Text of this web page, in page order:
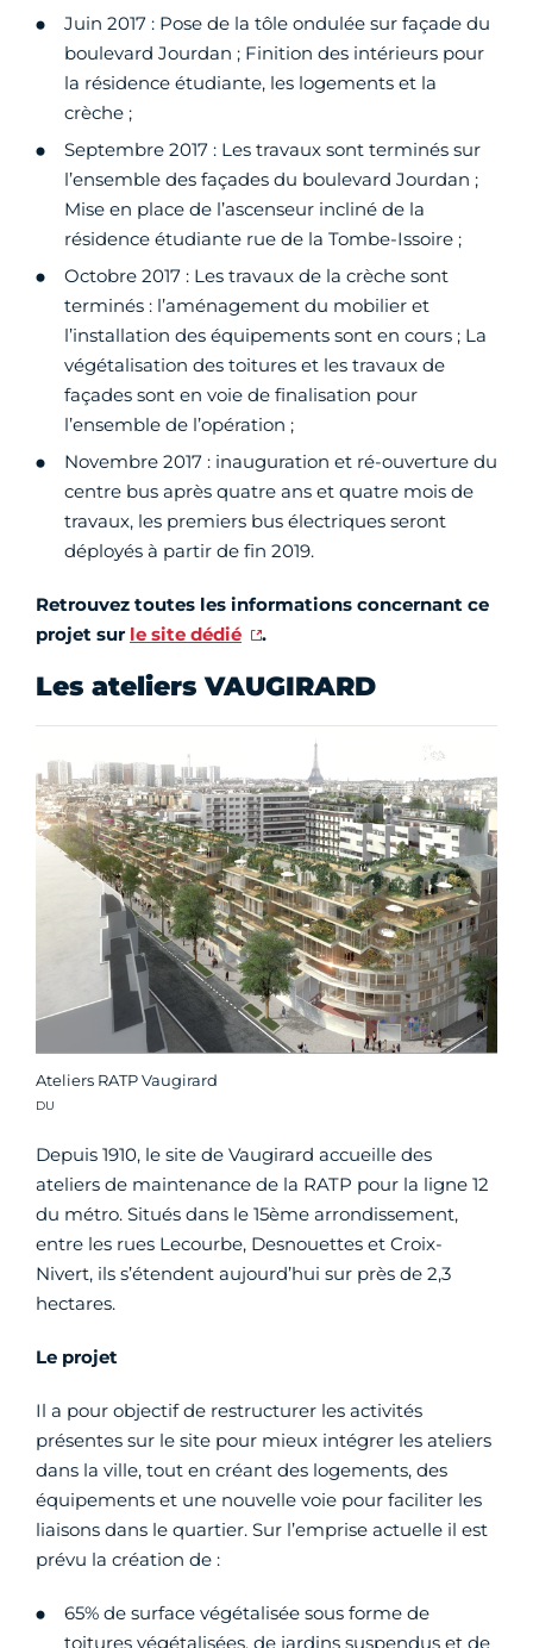
Juin 2017 : Pose de la tôle ondulée sur façade du
boulevard Jourdan ; Finition des intérieurs pour
la résidence étudiante, les logements et la
crèche ;
Septembre 2017 : Les travaux sont terminés sur
l’ensemble des façades du boulevard Jourdan ;
Mise en place de l’ascenseur incliné de la
résidence étudiante rue de la Tombe-Issoire ;
Octobre 2017 : Les travaux de la crèche sont
terminés : l’aménagement du mobilier et
l’installation des équipements sont en cours ; La
végétalisation des toitures et les travaux de
façades sont en voie de finalisation pour
l’ensemble de l’opération ;
Novembre 2017 : inauguration et ré-ouverture du
centre bus après quatre ans et quatre mois de
travaux, les premiers bus électriques seront
déployés à partir de fin 2019.
Retrouvez toutes les informations concernant ce
projet sur le site dédié .
Les ateliers VAUGIRARD
Ateliers RATP Vaugirard
Crédit photo :
DU
Depuis 1910, le site de Vaugirard accueille des
ateliers de maintenance de la RATP pour la ligne 12
du métro. Situés dans le 15ème arrondissement,
entre les rues Lecourbe, Desnouettes et Croix-
Nivert, ils s’étendent aujourd’hui sur près de 2,3
hectares.
Le projet
Il a pour objectif de restructurer les activités
présentes sur le site pour mieux intégrer les ateliers
dans la ville, tout en créant des logements, des
équipements et une nouvelle voie pour faciliter les
liaisons dans le quartier. Sur l’emprise actuelle il est
prévu la création de :
65% de surface végétalisée sous forme de
toitures végétalisées, de jardins suspendus et de